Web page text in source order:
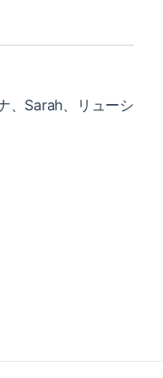
、Sarah、リューシ